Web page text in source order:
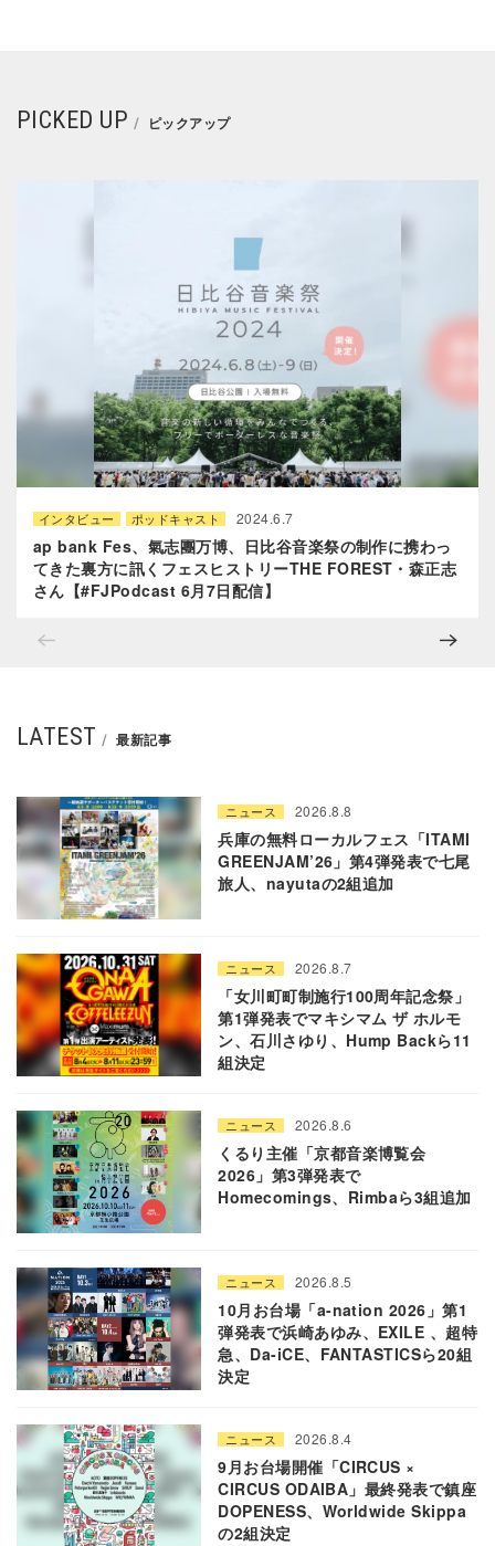
PICKED UP ピックアップ
インタビュー ポッドキャスト 2024.6.7
ap bank Fes、氣志團万博、日比谷音楽祭の制作に携わっ
てきた裏方に訊くフェスヒストリーTHE FOREST・森正志
さん【#FJPodcast 6月7日配信】
LATEST 最新記事
ニュース 2026.8.8
兵庫の無料ローカルフェス「ITAMI
GREENJAM’26」第4弾発表で七尾
旅人、nayutaの2組追加
ニュース 2026.8.7
「女川町町制施行100周年記念祭」
第1弾発表でマキシマム ザ ホルモ
ン、石川さゆり、Hump Backら11
組決定
ニュース 2026.8.6
くるり主催「京都音楽博覧会
2026」第3弾発表で
Homecomings、Rimbaら3組追加
ニュース 2026.8.5
10月お台場「a-nation 2026」第1
弾発表で浜崎あゆみ、EXILE 、超特
急、Da-iCE、FANTASTICSら20組
決定
ニュース 2026.8.4
9月お台場開催「CIRCUS ×
CIRCUS ODAIBA」最終発表で鎮座
DOPENESS、Worldwide Skippa
の2組決定